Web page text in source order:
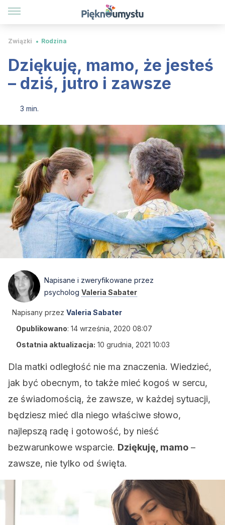
Związki Rodzina
Dziękuję, mamo, że jesteś
– dziś, jutro i zawsze
3 min.
Napisane i zweryfikowane przez
psycholog Valeria Sabater
Napisany przez Valeria Sabater
Opublikowano: 14 września, 2020 08:07
Ostatnia aktualizacja: 10 grudnia, 2021 10:03
Dla matki odległość nie ma znaczenia. Wiedzieć,
jak być obecnym, to także mieć kogoś w sercu,
ze świadomością, że zawsze, w każdej sytuacji,
będziesz mieć dla niego właściwe słowo,
najlepszą radę i gotowość, by nieść
bezwarunkowe wsparcie. Dziękuję, mamo –
zawsze, nie tylko od święta.